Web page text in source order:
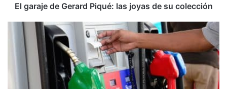
colección
El garaje de Gerard Piqué: las joyas de su colección
¡Alivio
bolsillos!
Aprueban